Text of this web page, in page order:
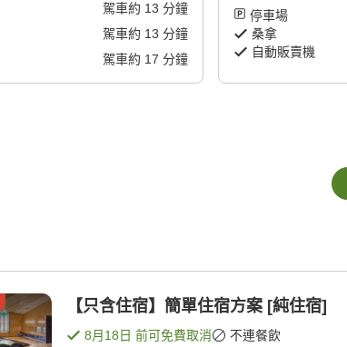
駕車約 13 分鐘
駕車約 13 分鐘
駕車約 17 分鐘
停車場
桑拿
自動販賣機
【只含住宿】簡單住宿方案 [純住宿]
8月18日 前可免費取消 不連餐飲